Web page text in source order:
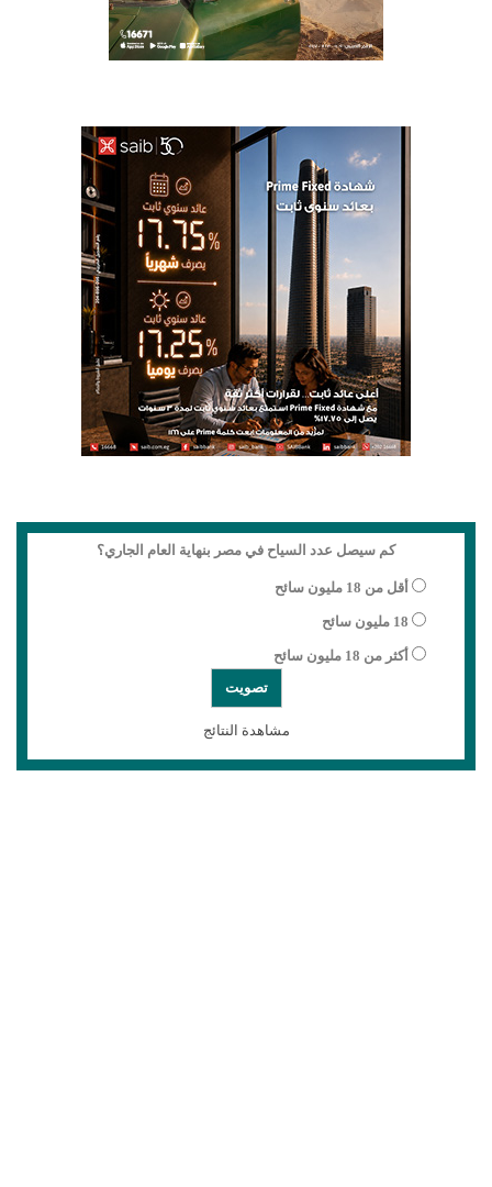
كم سيصل عدد السياح في مصر بنهاية العام الجاري؟
أقل من 18 مليون سائح
18 مليون سائح
أكثر من 18 مليون سائح
مشاهدة النتائج